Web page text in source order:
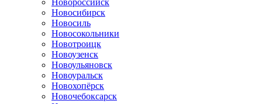
Новороссийск
Новосибирск
Новосиль
Новосокольники
Новотроицк
Новоузенск
Новоульяновск
Новоуральск
Новохопёрск
Новочебоксарск